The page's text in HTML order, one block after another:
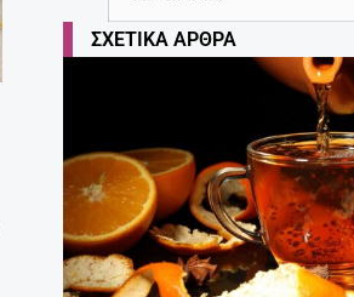
ΣΧΕΤΙΚΆ ΆΡΘΡΑ